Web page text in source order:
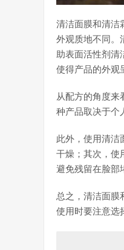
清洁面膜和清洁
外观质地不同。
助表面活性剂清
使得产品的外观
从配方的角度来
种产品取决于个
此外，使用清洁
干燥；其次，使
避免残留在脸部
总之，清洁面膜
使用时要注意选